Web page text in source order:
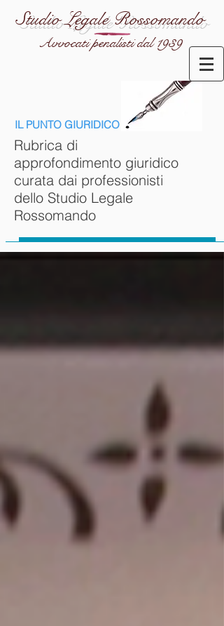
Studio Legale Rossomando
Avvocati penalisti dal 1939
IL PUNTO GIURIDICO
Rubrica di
approfondimento giuridico
curata dai professionisti
dello Studio Legale
Rossomando